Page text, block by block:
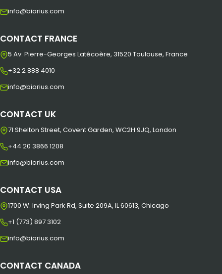
info@biorius.com
CONTACT FRANCE
5 Av. Pierre-Georges Latécoère, 31520 Toulouse, France
+32 2 888 4010
info@biorius.com
CONTACT UK
71 Shelton Street, Covent Garden, WC2H 9JQ, London
+44 20 3866 1208
info@biorius.com
CONTACT USA
1700 W. Irving Park Rd, Suite 209A, IL 60613, Chicago
+1 (773) 897 3102
info@biorius.com
CONTACT CANADA